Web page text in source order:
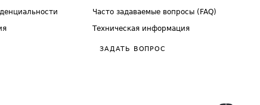
Часто задаваемые вопросы (FAQ)
Техническая информация
ЗАДАТЬ ВОПРОС